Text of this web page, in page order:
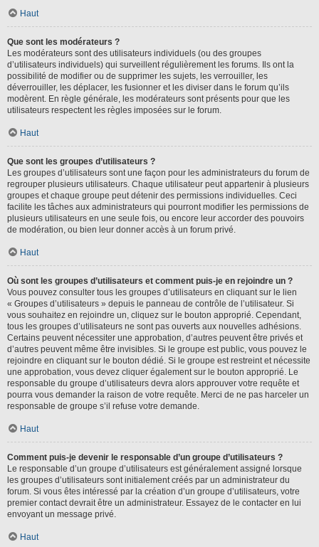
Haut
Que sont les modérateurs ?
Les modérateurs sont des utilisateurs individuels (ou des groupes
d’utilisateurs individuels) qui surveillent régulièrement les forums. Ils ont la
possibilité de modifier ou de supprimer les sujets, les verrouiller, les
déverrouiller, les déplacer, les fusionner et les diviser dans le forum qu’ils
modèrent. En règle générale, les modérateurs sont présents pour que les
utilisateurs respectent les règles imposées sur le forum.
Haut
Que sont les groupes d’utilisateurs ?
Les groupes d’utilisateurs sont une façon pour les administrateurs du forum de
regrouper plusieurs utilisateurs. Chaque utilisateur peut appartenir à plusieurs
groupes et chaque groupe peut détenir des permissions individuelles. Ceci
facilite les tâches aux administrateurs qui pourront modifier les permissions de
plusieurs utilisateurs en une seule fois, ou encore leur accorder des pouvoirs
de modération, ou bien leur donner accès à un forum privé.
Haut
Où sont les groupes d’utilisateurs et comment puis-je en rejoindre un ?
Vous pouvez consulter tous les groupes d’utilisateurs en cliquant sur le lien
« Groupes d’utilisateurs » depuis le panneau de contrôle de l’utilisateur. Si
vous souhaitez en rejoindre un, cliquez sur le bouton approprié. Cependant,
tous les groupes d’utilisateurs ne sont pas ouverts aux nouvelles adhésions.
Certains peuvent nécessiter une approbation, d’autres peuvent être privés et
d’autres peuvent même être invisibles. Si le groupe est public, vous pouvez le
rejoindre en cliquant sur le bouton dédié. Si le groupe est restreint et nécessite
une approbation, vous devez cliquer également sur le bouton approprié. Le
responsable du groupe d’utilisateurs devra alors approuver votre requête et
pourra vous demander la raison de votre requête. Merci de ne pas harceler un
responsable de groupe s’il refuse votre demande.
Haut
Comment puis-je devenir le responsable d’un groupe d’utilisateurs ?
Le responsable d’un groupe d’utilisateurs est généralement assigné lorsque
les groupes d’utilisateurs sont initialement créés par un administrateur du
forum. Si vous êtes intéressé par la création d’un groupe d’utilisateurs, votre
premier contact devrait être un administrateur. Essayez de le contacter en lui
envoyant un message privé.
Haut